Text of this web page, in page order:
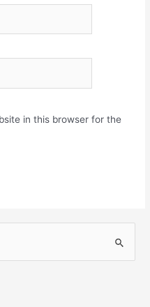
in this browser for the